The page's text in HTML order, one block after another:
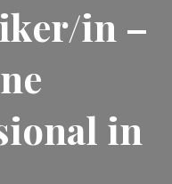
in –
in